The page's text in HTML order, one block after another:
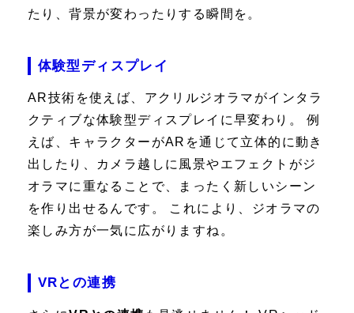
たり、背景が変わったりする瞬間を。
体験型ディスプレイ
AR技術を使えば、アクリルジオラマがインタラ
クティブな体験型ディスプレイに早変わり。 例
えば、キャラクターがARを通じて立体的に動き
出したり、カメラ越しに風景やエフェクトがジ
オラマに重なることで、まったく新しいシーン
を作り出せるんです。 これにより、ジオラマの
楽しみ方が一気に広がりますね。
VRとの連携